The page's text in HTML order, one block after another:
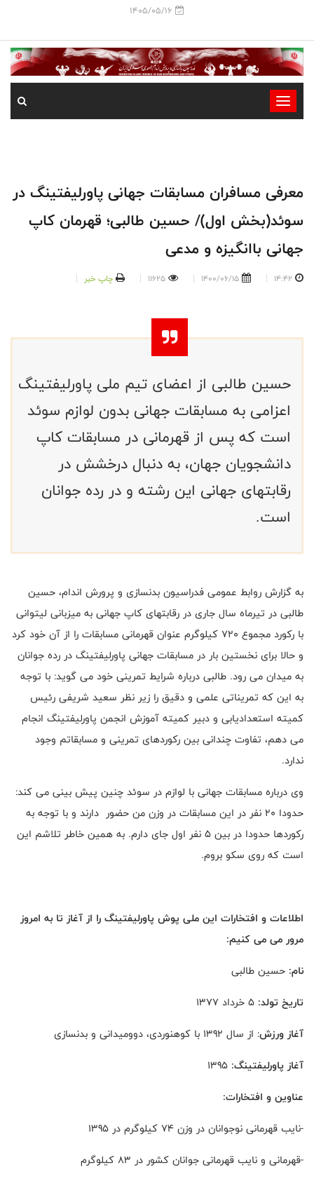
1405/05/16
-
-
-
معرفی مسافران مسابقات جهانی پاورلیفتینگ در
سوئد(بخش اول)/ حسین طالبی؛ قهرمان کاپ
جهانی باانگیزه و مدعی
14:42
1400/06/15
11625 چاپ خبر
حسین طالبی از اعضای تیم ملی پاورلیفتینگ
اعزامی به مسابقات جهانی بدون لوازم سوئد
است که پس از قهرمانی در مسابقات کاپ
دانشجویان جهان، به دنبال درخشش در
رقابتهای جهانی این رشته و در رده جوانان
است.
به گزارش روابط عمومی فدراسیون بدنسازی و پرورش اندام، حسین
طالبی در تیرماه سال جاری در رقابتهای کاپ جهانی به میزبانی لیتوانی
با رکورد مجموع 720 کیلوگرم عنوان قهرمانی مسابقات را از آن خود کرد
و حالا برای نخستین بار در مسابقات جهانی پاورلیفتینگ در رده جوانان
به میدان می رود. طالبی درباره شرایط تمرینی خود می گوید: با توجه
به این که تمریناتی علمی و دقیق را زیر نظر سعید شریفی رئیس
کمیته استعدادیابی و دبیر کمیته آموزش انجمن پاورلیفتینگ انجام
می دهم، تفاوت چندانی بین رکوردهای تمرینی و مسابقاتم وجود
ندارد.
وی درباره مسابقات جهانی با لوازم در سوئد چنین پیش بینی می کند:
حدودا 20 نفر در این مسابقات در وزن من حضور دارند و با توجه به
رکوردها حدودا در بین 5 نفر اول جای دارم. به همین خاطر تلاشم این
است که روی سکو بروم.
اطلاعات و افتخارات این ملی پوش پاورلیفتینگ را از آغاز تا به امروز
مرور می می کنیم:
نام: حسین طالبی
تاریخ تولد:
آغاز ورزش: از سال 1392 با کوهنوردی، دوومیدانی و بدنسازی
آغاز پاورلیفتینگ:
عناوین و افتخارات:
-نایب قهرمانی نوجوانان در وزن 74 کیلوگرم در 1395
-قهرمانی و نایب قهرمانی جوانان کشور در 83 کیلوگرم